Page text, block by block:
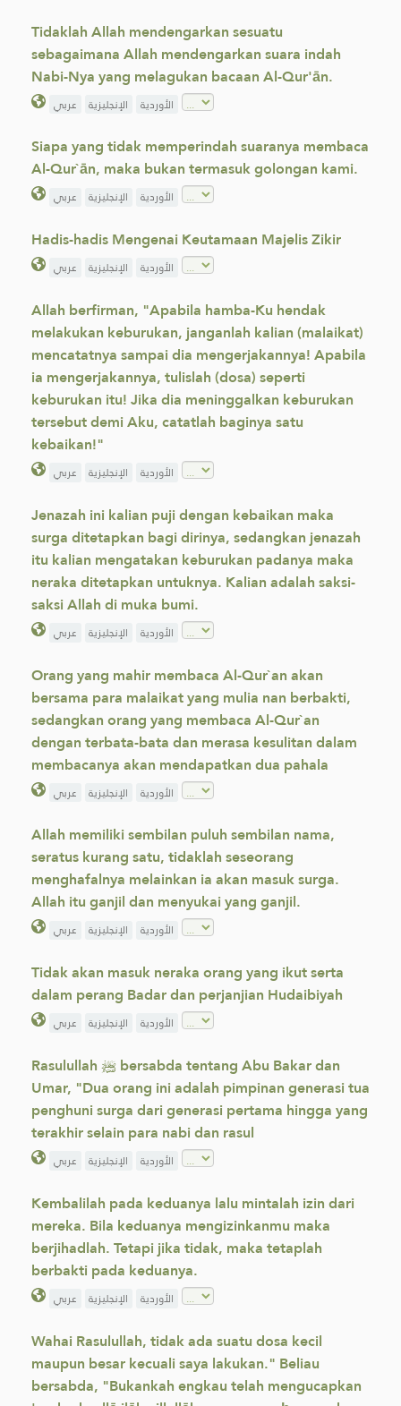
Tidaklah Allah mendengarkan sesuatu
sebagaimana Allah mendengarkan suara indah
Nabi-Nya yang melagukan bacaan Al-Qur'ān.
عربي الإنجليزية الأوردية
Siapa yang tidak memperindah suaranya membaca
Al-Qur`ān, maka bukan termasuk golongan kami.
عربي الإنجليزية الأوردية
Hadis-hadis Mengenai Keutamaan Majelis Zikir
عربي الإنجليزية الأوردية
Allah berfirman, "Apabila hamba-Ku hendak
melakukan keburukan, janganlah kalian (malaikat)
mencatatnya sampai dia mengerjakannya! Apabila
ia mengerjakannya, tulislah (dosa) seperti
keburukan itu! Jika dia meninggalkan keburukan
tersebut demi Aku, catatlah baginya satu
kebaikan!"
عربي الإنجليزية الأوردية
Jenazah ini kalian puji dengan kebaikan maka
surga ditetapkan bagi dirinya, sedangkan jenazah
itu kalian mengatakan keburukan padanya maka
neraka ditetapkan untuknya. Kalian adalah saksi-
saksi Allah di muka bumi.
عربي الإنجليزية الأوردية
Orang yang mahir membaca Al-Qur`an akan
bersama para malaikat yang mulia nan berbakti,
sedangkan orang yang membaca Al-Qur`an
dengan terbata-bata dan merasa kesulitan dalam
membacanya akan mendapatkan dua pahala
عربي الإنجليزية الأوردية
Allah memiliki sembilan puluh sembilan nama,
seratus kurang satu, tidaklah seseorang
menghafalnya melainkan ia akan masuk surga.
Allah itu ganjil dan menyukai yang ganjil.
عربي الإنجليزية الأوردية
Tidak akan masuk neraka orang yang ikut serta
dalam perang Badar dan perjanjian Hudaibiyah
عربي الإنجليزية الأوردية
Rasulullah ﷺ bersabda tentang Abu Bakar dan
Umar, "Dua orang ini adalah pimpinan generasi tua
penghuni surga dari generasi pertama hingga yang
terakhir selain para nabi dan rasul
عربي الإنجليزية الأوردية
Kembalilah pada keduanya lalu mintalah izin dari
mereka. Bila keduanya mengizinkanmu maka
berjihadlah. Tetapi jika tidak, maka tetaplah
berbakti pada keduanya.
عربي الإنجليزية الأوردية
Wahai Rasulullah, tidak ada suatu dosa kecil
maupun besar kecuali saya lakukan." Beliau
bersabda, "Bukankah engkau telah mengucapkan